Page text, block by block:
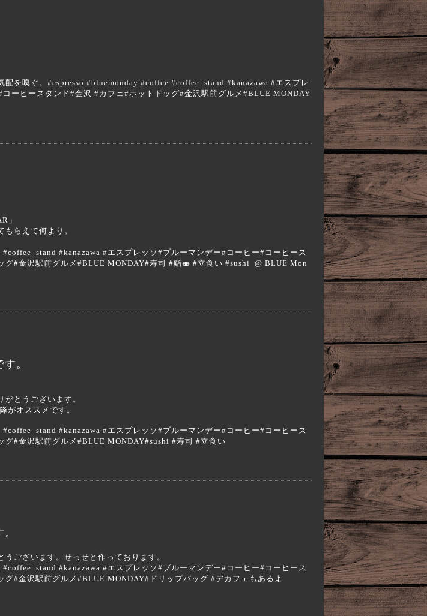
配を嗅ぐ。#espresso #bluemonday #coffee #coffee stand #kanazawa #エスプレ
ーヒースタンド#金沢 #カフェ#ホットドッグ#金沢駅前グルメ#BLUE MONDAY
」
もらえて何より。
stand #kanazawa #エスプレッソ#ブルーマンデー#コーヒー#コーヒース
グ#金沢駅前グルメ#BLUE MONDAY#寿司 #鮨🍣 #立食い #sushi @ BLUE Mon
。
とうございます。
がオススメです。
stand #kanazawa #エスプレッソ#ブルーマンデー#コーヒー#コーヒース
グ#金沢駅前グルメ#BLUE MONDAY#sushi #寿司 #立食い
うございます。せっせと作っております。
stand #kanazawa #エスプレッソ#ブルーマンデー#コーヒー#コーヒース
グ#金沢駅前グルメ#BLUE MONDAY#ドリップバッグ #デカフェもあるよ